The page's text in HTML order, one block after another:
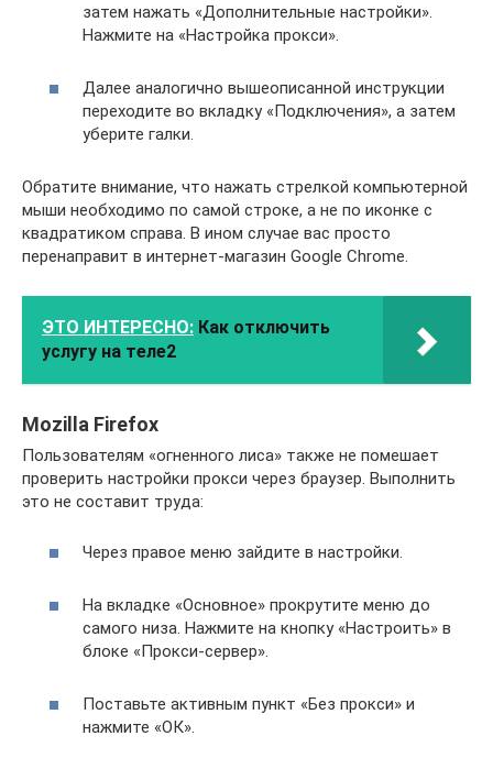
затем нажать «Дополнительные настройки».
Нажмите на «Настройка прокси».
Далее аналогично вышеописанной инструкции
переходите во вкладку «Подключения», а затем
уберите галки.
Обратите внимание, что нажать стрелкой компьютерной
мыши необходимо по самой строке, а не по иконке с
квадратиком справа. В ином случае вас просто
перенаправит в интернет-магазин Google Chrome.
ЭТО ИНТЕРЕСНО: Как отключить
услугу на теле2
Mozilla Firefox
Пользователям «огненного лиса» также не помешает
проверить настройки прокси через браузер. Выполнить
это не составит труда:
Через правое меню зайдите в настройки.
На вкладке «Основное» прокрутите меню до
самого низа. Нажмите на кнопку «Настроить» в
блоке «Прокси-сервер».
Поставьте активным пункт «Без прокси» и
нажмите «ОК».